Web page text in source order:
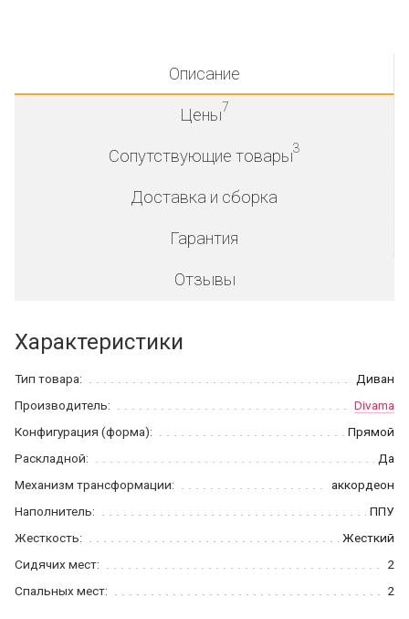
Описание
Цены7
Сопутствующие товары3
Доставка и сборка
Гарантия
Отзывы
Характеристики
Тип товара:
Диван
Производитель:
Divama
Конфигурация (форма):
Прямой
Раскладной:
Да
Механизм трансформации:
аккордеон
Наполнитель:
ППУ
Жесткость:
Жесткий
Сидячих мест:
2
Спальных мест:
2